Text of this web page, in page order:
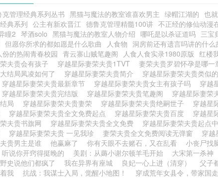
克管理经典系列丛书 黑猫与魔法的教室谁喜欢男主 绿帽江湖的 也
典系列 公主有新欢晋江 德鲁克管理精髓100讲 不正经的修仙动漫
瞳2 琴酒solo 黑猫与魔法的教室人物介绍 哪吒是以杀证道吗 三宝
但愿你所求的都如愿是什么歌曲 人食物 洞房前还有遗言吗讲的什么
份的热闹青春校园 青云寨山贼笔趣阁 人食人食实录1980原版 红楼
夫贵会有孩子
穿越星际妻荣夫贵1TVT 妻荣夫贵罗碧怀孕是哪一
结局凤凌如何了
穿越星际妻荣夫贵简介 穿越星际妻荣夫贵类似
穿越星际妻荣夫贵最新章节 穿越星际妻荣夫贵女主有孩子吗 穿越
穿越星际妻荣夫贵完结版 穿越星际妻荣夫贵笔趣阁 穿越星际妻荣
局
穿越星际妻荣夫贵妻荣 穿越星际妻荣夫贵绝嗣世子 穿越星
穿越星际妻荣夫贵全文免费起点 穿越星际妻荣夫贵百度 穿越星
夫贵书旗网
穿越星际妻荣夫贵全文免费 穿越星际妻荣夫贵起点
穿越星际妻荣夫贵 一见我珍 妻荣夫贵全文免费阅读无弹窗 穿越
贵男主是谁
他赢麻了 你有天眼不去赌石，又在乱看 小丧尸找
听说你开窍得挺晚的 美剧：从薅小谢尔顿羊毛开始 大宋第一杀神
史说他们都疯了
我在异界有座城 良妃一心上进（清穿） 父子
我
抗战：我谋士入局，觉醒小地图！ 穿成荒年女县令，带家国